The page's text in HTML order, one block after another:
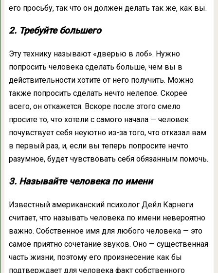
его просьбу, так что он должен делать так же, как вы.
2. Требуйте большего
Эту технику называют «дверью в лоб». Нужно
попросить человека сделать больше, чем вы в
действительности хотите от него получить. Можно
также попросить сделать нечто нелепое. Скорее
всего, он откажется. Вскоре после этого смело
просите то, что хотели с самого начала — человек
почувствует себя неуютно из-за того, что отказал вам
в первый раз, и, если вы теперь попросите нечто
разумное, будет чувствовать себя обязанным помочь.
3. Называйте человека по имени
Известный американский психолог Дейл Карнеги
считает, что называть человека по имени невероятно
важно. Собственное имя для любого человека — это
самое приятно сочетание звуков. Оно — существенная
часть жизни, поэтому его произнесение как бы
подтверждает для человека факт собственного